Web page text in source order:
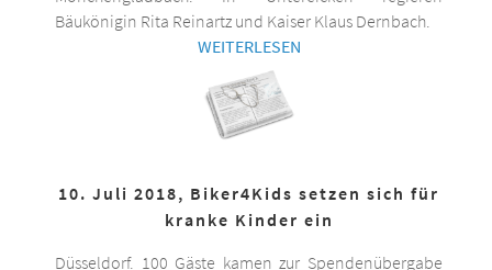
Bäukönigin Rita Reinartz und Kaiser Klaus Dernbach.
WEITERLESEN
10. Juli 2018, Biker4Kids setzen sich für
kranke Kinder ein
Düsseldorf. 100 Gäste kamen zur Spendenübergabe